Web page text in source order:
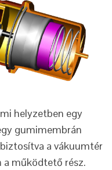
helyzetben egy
gumimembrán
a vákuumtér
működtető rész.